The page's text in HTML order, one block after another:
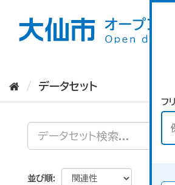
フ
データセット
並び順